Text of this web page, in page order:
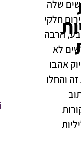
שלה
חלקי
הרבה
לא
אהבו
והחלו